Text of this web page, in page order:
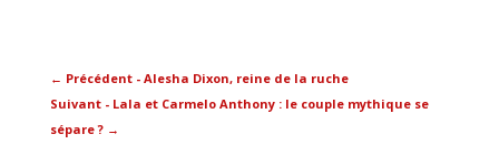
← Précédent - Alesha Dixon, reine de la ruche
Suivant - Lala et Carmelo Anthony : le couple mythique se
sépare ?→